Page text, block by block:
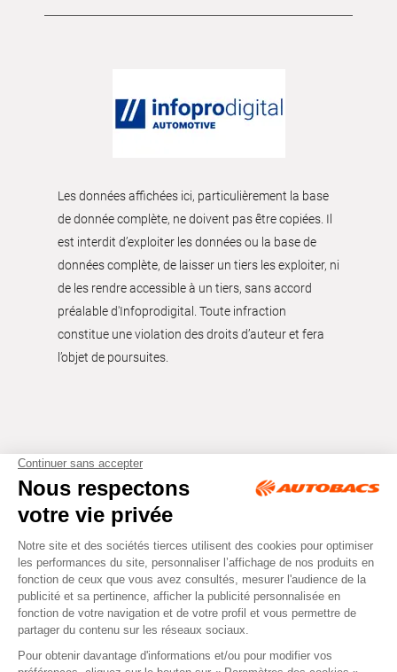
Les données affichées ici, particulièrement la base
de donnée complète, ne doivent pas être copiées. Il
est interdit d’exploiter les données ou la base de
données complète, de laisser un tiers les exploiter, ni
de les rendre accessible à un tiers, sans accord
préalable d'Infoprodigital. Toute infraction
constitue une violation des droits d’auteur et fera
l’objet de poursuites.
Tous droits réservés © Autobacs
Mentions légales RGPD
Cookies CGV